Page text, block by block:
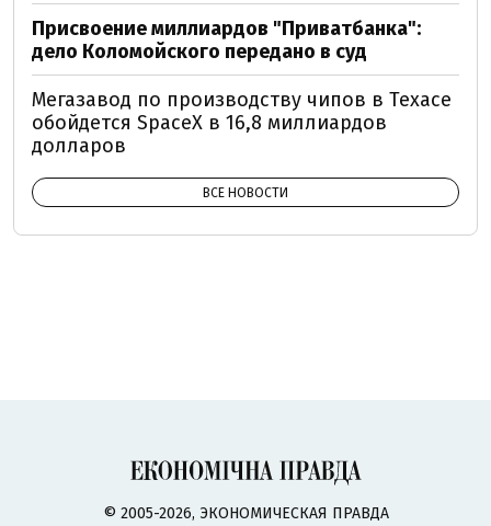
Присвоение миллиардов "Приватбанка":
дело Коломойского передано в суд
Мегазавод по производству чипов в Техасе
обойдется SpaceX в 16,8 миллиардов
долларов
ВСЕ НОВОСТИ
© 2005-2026, ЭКОНОМИЧЕСКАЯ ПРАВДА